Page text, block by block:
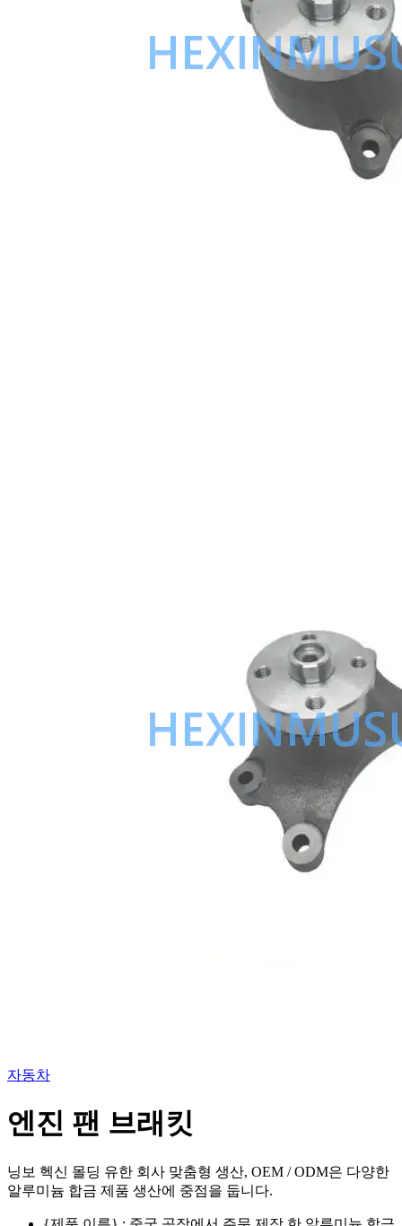
자동차
엔진 팬 브래킷
닝보 헥신 몰딩 유한 회사 맞춤형 생산, OEM / ODM은 다양한
알루미늄 합금 제품 생산에 중점을 둡니다.